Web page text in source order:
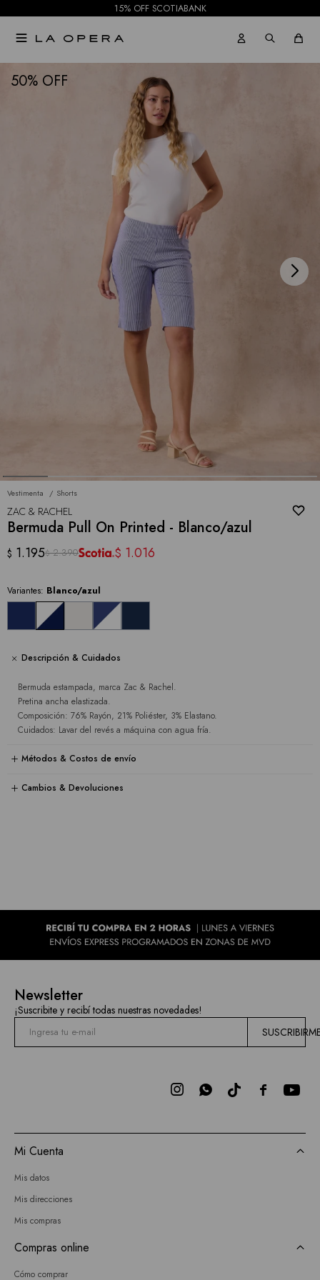
15% OFF SCOTIABANK

50
Vestimenta Shorts
ZAC & RACHEL
Bermuda Pull On Printed - Blanco/azul
$ 1.195$ 2.390 $ 1.016
Variantes: Blanco/azul
Descripción & Cuidados
Bermuda estampada, marca Zac & Rachel.
Pretina ancha elastizada.
Composición: 76% Rayón, 21% Poliéster, 3% Elastano.
Cuidados: Lavar del revés a máquina con agua fría.
Métodos & Costos de envío
Cambios & Devoluciones
NOTIFICARME
Newsletter
¡Suscribite y recibí todas nuestras novedades!

 
Mi Cuenta
Mis datos
Mis direcciones
Mis compras
Compras online
Cómo comprar